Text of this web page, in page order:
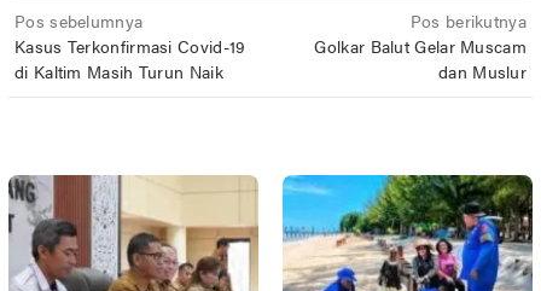
Navigasi
pos
Pos sebelumnya
Kasus Terkonfirmasi Covid-19
di Kaltim Masih Turun Naik
Pos berikutnya
Golkar Balut Gelar Muscam
dan Muslur